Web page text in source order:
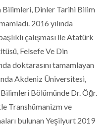
Bilimleri, Dinler Tarihi Bilim
2016 yılında
çalışması ile Atatürk
Felsefe Ve Din
doktarasını tamamlayan
Akdeniz Üniversitesi,
Bölümünde Dr. Öğr.
Transhümanizm ve
bulunan Yeşilyurt 2019